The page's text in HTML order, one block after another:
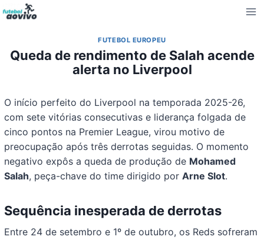
Pular
para
Conteúdo
FUTEBOL EUROPEU
Queda de rendimento de Salah acende
alerta no Liverpool
O início perfeito do Liverpool na temporada 2025-26,
com sete vitórias consecutivas e liderança folgada de
cinco pontos na Premier League, virou motivo de
preocupação após três derrotas seguidas. O momento
negativo expôs a queda de produção de Mohamed
Salah, peça-chave do time dirigido porArne Slot.
Sequência inesperada de derrotas
Entre 24 de setembro e 1º de outubro, os Reds sofreram